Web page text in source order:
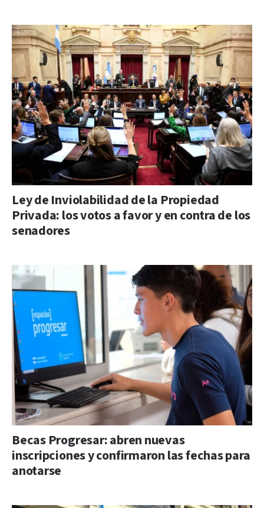
Ley de Inviolabilidad de la Propiedad
Privada: los votos a favor y en contra de los
senadores
Becas Progresar: abren nuevas
inscripciones y confirmaron las fechas para
anotarse